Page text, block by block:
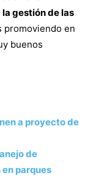
gestión de las
promoviendo en
buenos
a proyecto de
de
parques